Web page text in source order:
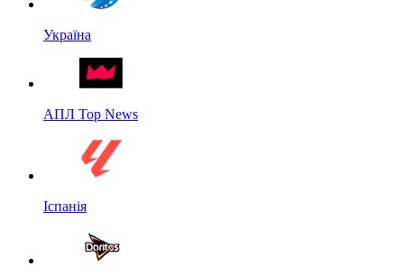
Україна
АПЛ Top News
Іспанія